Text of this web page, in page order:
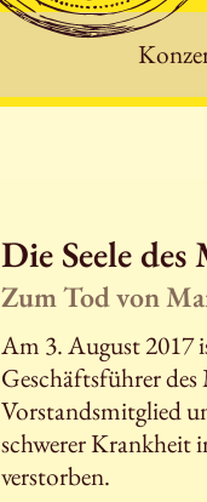
Die Seele
Zum Tod von
Am 3. August 2017
Geschäftsführer
Vorstandsmitglied
schwerer Krankheit
verstorben.